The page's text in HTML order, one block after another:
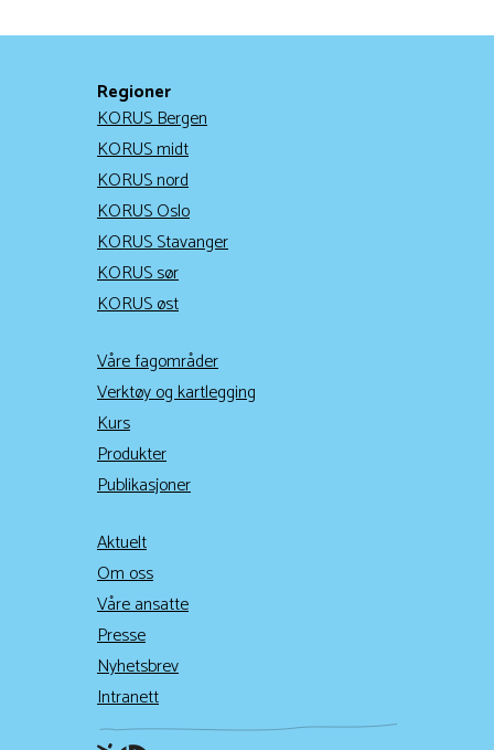
Regioner
KORUS Bergen
KORUS midt
KORUS nord
KORUS Oslo
KORUS Stavanger
KORUS sør
KORUS øst
Våre fagområder
Verktøy og kartlegging
Kurs
Produkter
Publikasjoner
Aktuelt
Om oss
Våre ansatte
Presse
Nyhetsbrev
Intranett